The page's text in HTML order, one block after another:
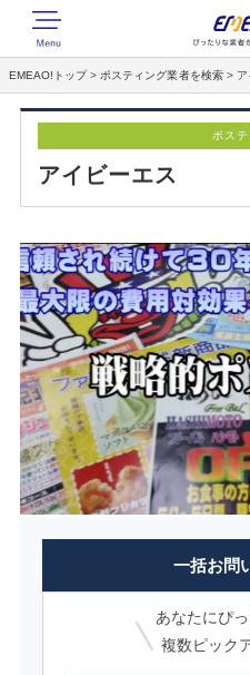
EMEAO!トップ > ポスティング業者を検索 > ア
ポス
アイビーエス
一括お問
あなたにぴ
複数ピック